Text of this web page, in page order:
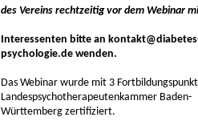
des Vereins rechtzeitig vor dem Webinar
Interessenten bitte an
psychologie.de wenden.
Das Webinar wurde mit 3
Landespsychotherapeutenkammer Baden-
Württemberg zertifiziert.